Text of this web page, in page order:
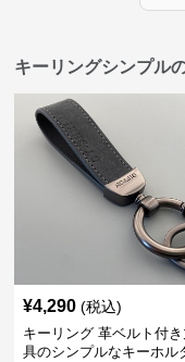
キーリングシンプル
¥4,290 (税込)
キーリング 革ベルト付
具のシンプルなキーホル